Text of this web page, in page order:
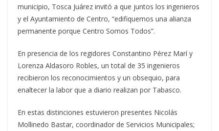
municipio, Tosca Juárez invitó a que juntos los ingenieros
y el Ayuntamiento de Centro, “edifiquemos una alianza
permanente porque Centro Somos Todos”.
En presencia de los regidores Constantino Pérez Marí y
Lorenza Aldasoro Robles, un total de 35 ingenieros
recibieron los reconocimientos y un obsequio, para
enaltecer la labor que a diario realizan por Tabasco.
En estas distinciones estuvieron presentes Nicolás
Mollinedo Bastar, coordinador de Servicios Municipales;